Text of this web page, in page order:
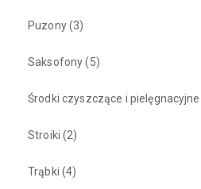
Puzony(3)
Saksofony(5)
Środki czyszczące i pielęgnacyjne
Stroiki (2)
Trąbki (4)